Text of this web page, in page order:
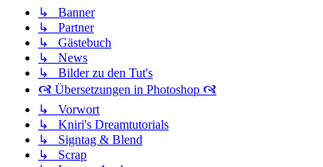
↳ Banner
↳ Partner
↳ Gästebuch
↳ News
↳ Bilder zu den Tut's
🙧 Übersetzungen in Photoshop 🙧
↳ Vorwort
↳ Kniri's Dreamtutorials
↳ Signtag & Blend
↳ Scrap